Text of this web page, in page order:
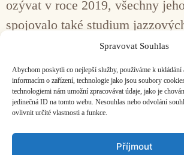
Spravovat Souhlas
Abychom poskytli co nejlepší služby, používáme k ukládání
informacím o zařízení, technologie jako jsou soubory
technologiemi nám umožní zpracovávat údaje, jako je
jedinečná ID na tomto webu. Nesouhlas nebo odvolání
ovlivnit určité vlastnosti a funkce.
Příjmout
ozývat v roce 2019, všechny
spojovalo také studium
pražské HAMU. Toto pondělí jim
eponymní albový debut na
Ma Records.